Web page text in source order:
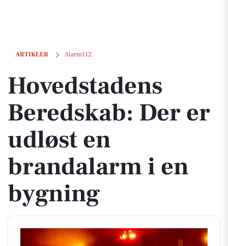
ARTIKLER Alarm112
Hovedstadens Beredskab: Der er udløst en brandalarm i en bygning
Hovedstadens
Beredskab: Der er
udløst en
brandalarm i en
bygning